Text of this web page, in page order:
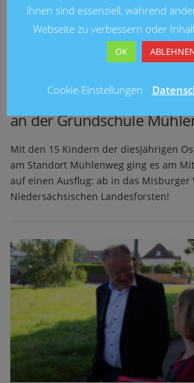
Rückblick: unsere Oster-
an der Grundschule
Mit den 15 Kindern der diesjährigen
am Standort Mühlenweg ging es am
auf einen Ausflug: ab in das Misburger
Niedersächsischen Landesforsten!
ihnen sind essenziell, während
Webseite zu verbessern oder
OK
Cookie-Einstellungen